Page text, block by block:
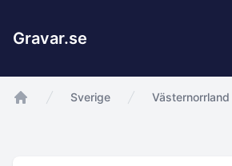
Gravar.se
Sverige Västernorrland